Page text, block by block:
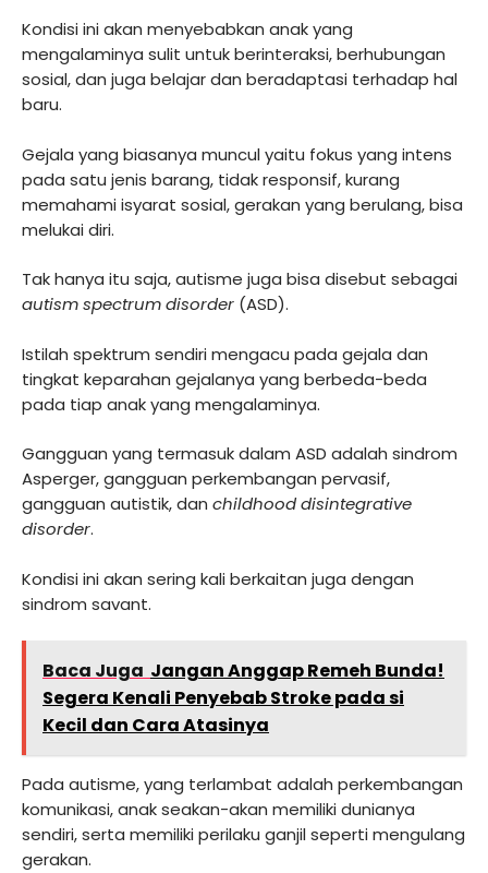
Kondisi ini akan menyebabkan anak yang
mengalaminya sulit untuk berinteraksi, berhubungan
sosial, dan juga belajar dan beradaptasi terhadap hal
baru.
Gejala yang biasanya muncul yaitu fokus yang intens
pada satu jenis barang, tidak responsif, kurang
memahami isyarat sosial, gerakan yang berulang, bisa
melukai diri.
Tak hanya itu saja, autisme juga bisa disebut sebagai
autism spectrum disorder (ASD).
Istilah spektrum sendiri mengacu pada gejala dan
tingkat keparahan gejalanya yang berbeda-beda
pada tiap anak yang mengalaminya.
Gangguan yang termasuk dalam ASD adalah sindrom
Asperger, gangguan perkembangan pervasif,
gangguan autistik, dan childhood disintegrative
disorder.
Kondisi ini akan sering kali berkaitan juga dengan
sindrom savant.
Baca Juga Jangan Anggap Remeh Bunda!
Segera Kenali Penyebab Stroke pada si
Kecil dan Cara Atasinya
Pada autisme, yang terlambat adalah perkembangan
komunikasi, anak seakan-akan memiliki dunianya
sendiri, serta memiliki perilaku ganjil seperti mengulang
gerakan.